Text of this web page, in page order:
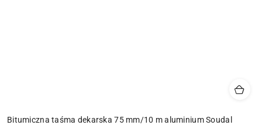
Bitumiczna taśma dekarska 75 mm/10 m aluminium Soudal